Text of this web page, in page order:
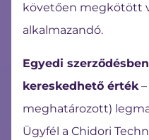
követően megkötött
alkalmazandó.
Egyedi
kereskedhető érték
meghatározott)
Ügyfél a Chidori